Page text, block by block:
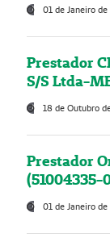
01 de Janeiro
Prestador
S/S Ltda-
18 de Outubro
Prestador
(51004335-
01 de Janeiro